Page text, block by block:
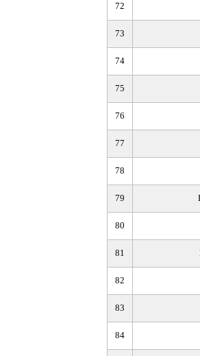
72
73
74
75
76
77
78
79
80
81
82
83
84